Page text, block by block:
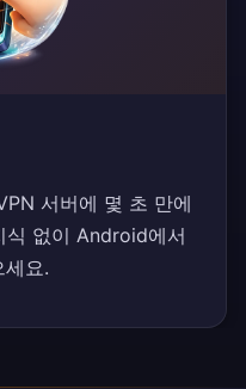
서버에 몇 초 만에
식 없이 Android에서
요.